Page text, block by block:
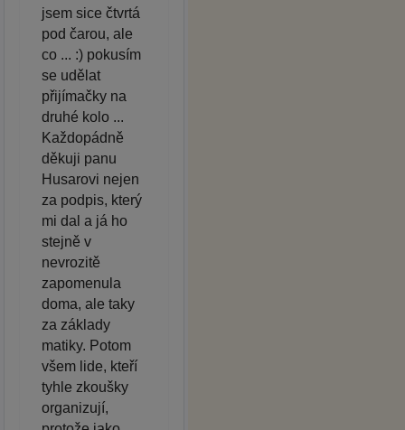
jsem sice čtvrtá
pod čarou, ale
co ... :) pokusím
se udělat
přijímačky na
druhé kolo ...
Každopádně
děkuji panu
Husarovi nejen
za podpis, který
mi dal a já ho
stejně v
nevrozitě
zapomenula
doma, ale taky
za základy
matiky. Potom
všem lide, kteří
tyhle zkoušky
organizují,